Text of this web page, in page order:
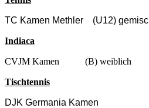
TC Kamen Methler (U12)
Indiaca
CVJM Kamen (B) weiblich
Tischtennis
DJK Germania Kamen